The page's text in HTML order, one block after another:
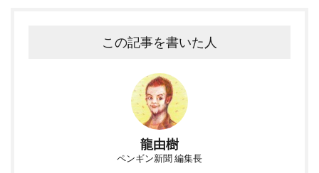
この記事を書いた人
龍由樹
ペンギン新聞 編集長